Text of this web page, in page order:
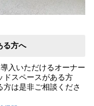
る方へ
入いただけるオーナー
ドスペースがある方
は是非ご相談くださ